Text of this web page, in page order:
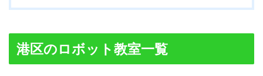
港区のロボット教室一覧